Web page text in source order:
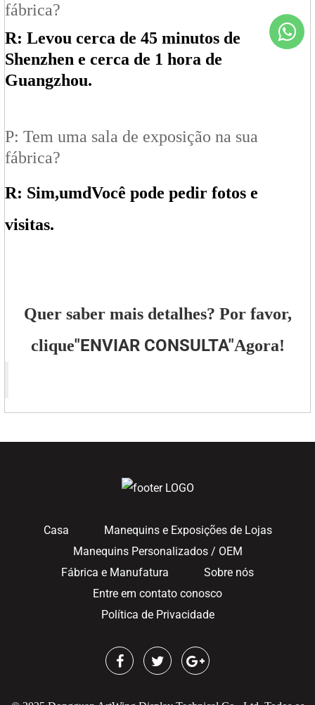
fábrica?
R: Levou cerca de 45 minutos de
Shenzhen e cerca de 1 hora de
Guangzhou.
P: Tem uma sala de exposição na sua
fábrica?
R: Sim,umdVocê pode pedir fotos e
visitas.
Quer saber mais detalhes? Por favor,
clique"ENVIAR CONSULTA"Agora!
Casa
Manequins e Exposições de Lojas
Manequins Personalizados / OEM
Fábrica e Manufatura
Sobre nós
Entre em contato conosco
Política de Privacidade